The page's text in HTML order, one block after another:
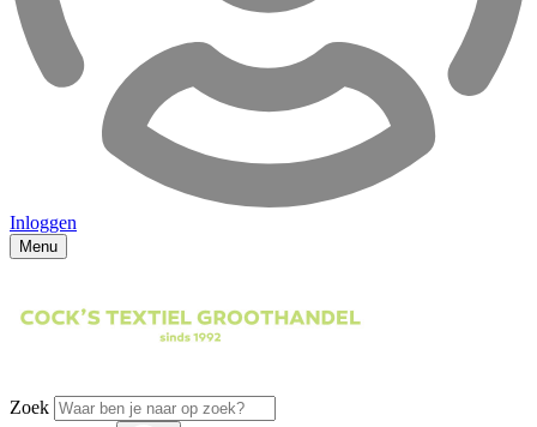
Inloggen
Menu
Zoek